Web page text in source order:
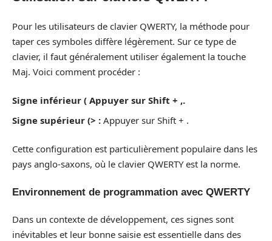
Pour les utilisateurs de clavier QWERTY, la méthode pour
taper ces symboles diffère légèrement. Sur ce type de
clavier, il faut généralement utiliser également la touche
Maj. Voici comment procéder :
Signe inférieur ( Appuyer sur Shift + ,.
Signe supérieur (> : Appuyer sur Shift + .
Cette configuration est particulièrement populaire dans les
pays anglo-saxons, où le clavier QWERTY est la norme.
Environnement de programmation avec QWERTY
Dans un contexte de développement, ces signes sont
inévitables et leur bonne saisie est essentielle dans des